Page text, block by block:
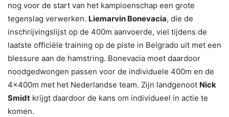
nog voor de start van het kampioenschap een grote
tegenslag verwerken. Liemarvin Bonevacia, die de
inschrijvingslijst op de 400m aanvoerde, viel tijdens de
laatste officiële training op de piste in Belgrado uit met een
blessure aan de hamstring. Bonevacia moet daardoor
noodgedwongen passen voor de individuele 400m en de
4x400m met het Nederlandse team. Zijn landgenoot Nick
Smidt krijgt daardoor de kans om individueel in actie te
komen.